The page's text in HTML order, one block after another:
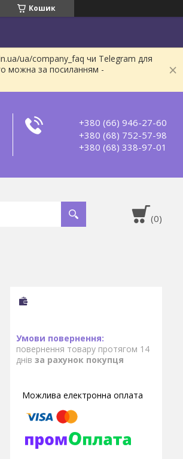
Кошик
ua/company_faq чи Telegram для
можна за посиланням -
+380 (66) 946-27-60
+380 (68) 752-57-98
+380 (68) 338-97-01
повернення товару протягом 14
днів за рахунок покупця